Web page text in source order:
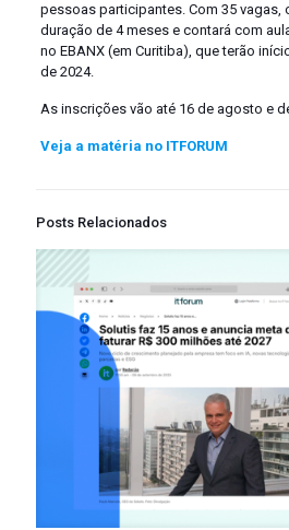
pessoas participantes. Com 35 vagas,
duração de 4 meses e contará com
no EBANX (em Curitiba), que terão
de 2024.
As inscrições vão até 16 de agosto e
Veja a matéria no ITFORUM
Posts Relacionados